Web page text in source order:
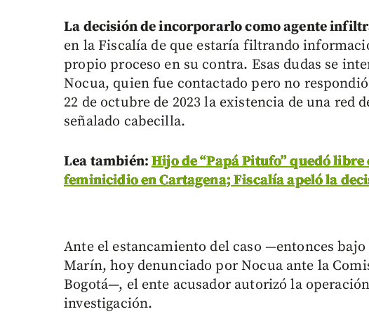
La decisión de incorporarlo como agente
en la Fiscalía de que estaría filtrando
propio proceso en su contra. Esas dudas se
Nocua, quien fue contactado pero no
22 de octubre de 2023 la existencia de una red
señalado cabecilla.
Lea también:Hijo de “Papá Pitufo” quedó
feminicidio en Cartagena; Fiscalía apeló la
Ante el estancamiento del caso —entonces
Marín, hoy denunciado por Nocua ante la
Bogotá—, el ente acusador autorizó la
investigación.